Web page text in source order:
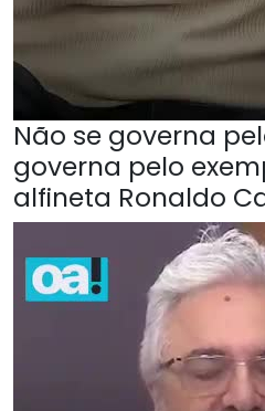
Não se governa
governa pelo
alfineta Ronaldo